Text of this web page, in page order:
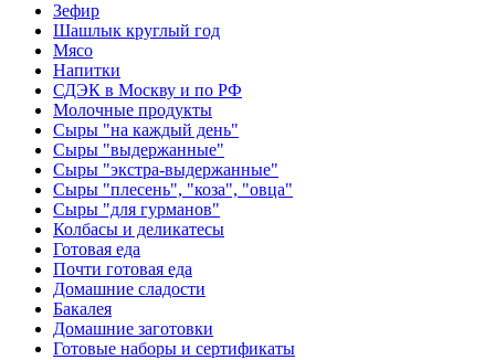
Зефир
Шашлык круглый год
Мясо
Напитки
СДЭК в Москву и по РФ
Молочные продукты
Сыры "на каждый день"
Сыры "выдержанные"
Сыры "экстра-выдержанные"
Сыры "плесень", "коза", "овца"
Сыры "для гурманов"
Колбасы и деликатесы
Готовая еда
Почти готовая еда
Домашние сладости
Бакалея
Домашние заготовки
Готовые наборы и сертификаты